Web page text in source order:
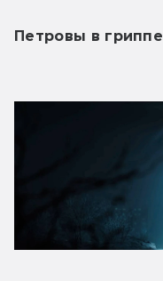
Петровы в гриппе